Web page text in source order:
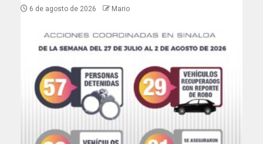
6 de agosto de 2026 Mario